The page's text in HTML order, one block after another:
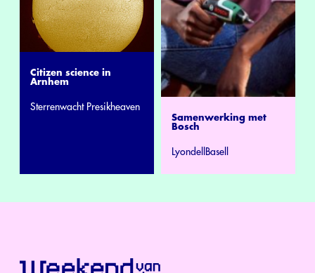
Citizen science in
Arnhem
Sterrenwacht Presikheaven
Samenwerking met
Bosch
LyondellBasell